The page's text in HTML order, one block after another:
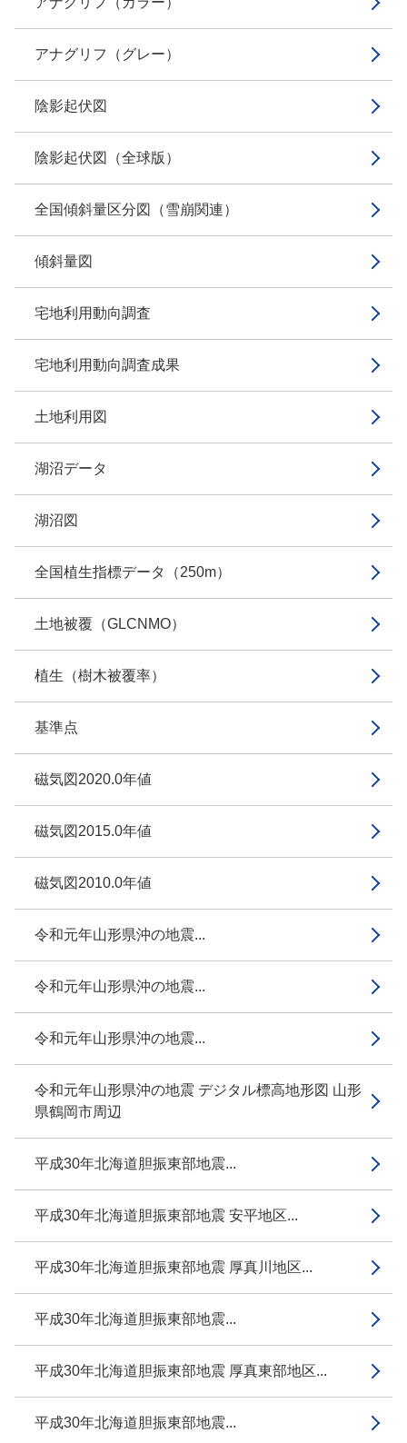
アナグリフ（グレー）
陰影起伏図
陰影起伏図（全球版）
全国傾斜量区分図（雪崩関連）
傾斜量図
宅地利用動向調査
宅地利用動向調査成果
土地利用図
湖沼データ
湖沼図
全国植生指標データ（250m）
土地被覆（GLCNMO）
植生（樹木被覆率）
基準点
磁気図2020.0年値
磁気図2015.0年値
磁気図2010.0年値
令和元年山形県沖の地震...
令和元年山形県沖の地震...
令和元年山形県沖の地震...
令和元年山形県沖の地震 デジタル標高地形図 山形
県鶴岡市周辺
平成30年北海道胆振東部地震...
平成30年北海道胆振東部地震 安平地区...
平成30年北海道胆振東部地震 厚真川地区...
平成30年北海道胆振東部地震...
平成30年北海道胆振東部地震 厚真東部地区...
平成30年北海道胆振東部地震...